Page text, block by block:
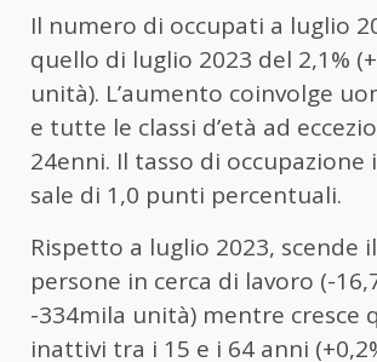
Il numero di occupati a luglio
quello di luglio 2023 del 2,1%
unità). L’aumento coinvolge
e tutte le classi d’età ad
24enni. Il tasso di occupazione
sale di 1,0 punti percentuali.
Rispetto a luglio 2023, scende
persone in cerca di lavoro (-
-334mila unità) mentre cresce
inattivi tra i 15 e i 64 anni